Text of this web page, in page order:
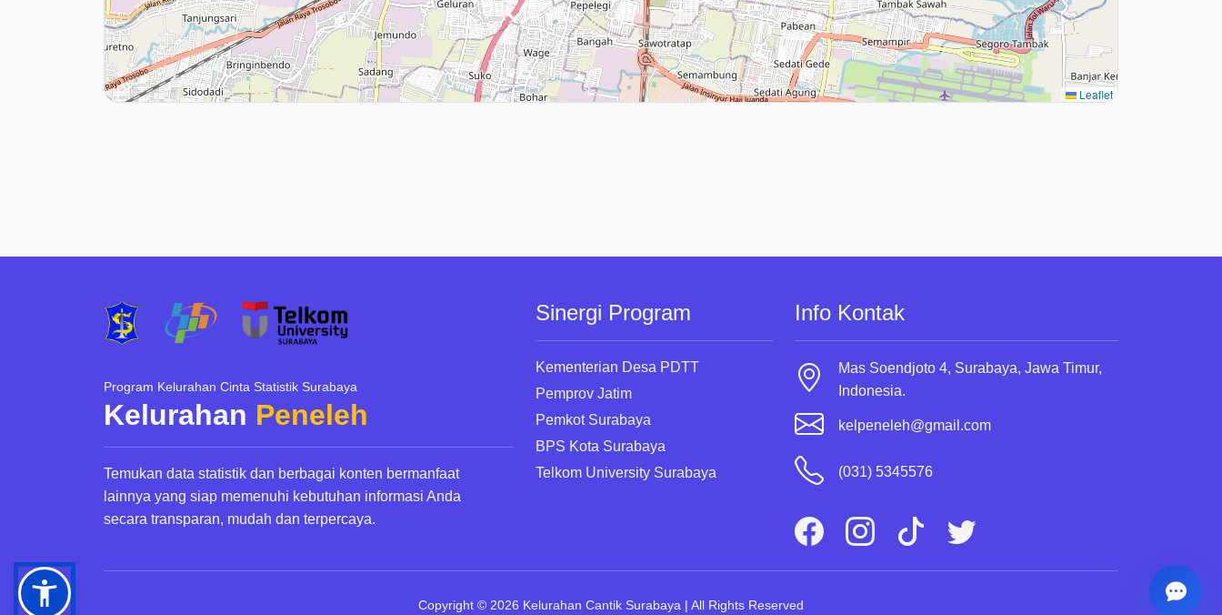
Leaflet
Program Kelurahan Cinta Statistik Surabaya
Kelurahan Peneleh
Temukan data statistik dan berbagai konten bermanfaat
lainnya yang siap memenuhi kebutuhan informasi Anda
secara transparan, mudah dan terpercaya.
Sinergi Program
Kementerian Desa PDTT
Pemprov Jatim
Pemkot Surabaya
BPS Kota Surabaya
Telkom University Surabaya
Info Kontak
Mas Soendjoto 4, Surabaya, Jawa Timur,
Indonesia.
kelpeneleh@gmail.com
(031) 5345576
Copyright © 2026 Kelurahan Cantik Surabaya | All Rights Reserved